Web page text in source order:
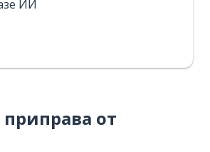
ИИ
приправа от